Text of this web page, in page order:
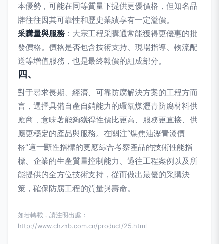
本優勢，可能在同等質量下提供更優價格，但知名品
牌往往因其可靠性和歷史業績享有一定溢價。
采購量與服務 ：大宗工程采購通常能獲得更優惠的批
發價格。價格是否包含技術支持、現場指導、物流配
送等增值服務，也是最終報價的組成部分。
四、
對于尋求長期、經濟、可靠防腐解決方案的工程方而
言，選擇具備自產自銷能力的環氧煤瀝青防腐材料供
應商，意味著能夠獲得性價比更高、服務更直接、供
應更穩定的產品與服務。在關注“煤焦油瀝青漆價
格”這一顯性指標的更應綜合考察產品的技術性能指
標、企業的生產質量控制能力、過往工程案例以及所
能提供的全方位技術支持，從而做出最優的采購決
策，確保防腐工程的質量與壽命。
如若轉載，請注明出處：
http://www.chzhb.com.cn/product/25.html